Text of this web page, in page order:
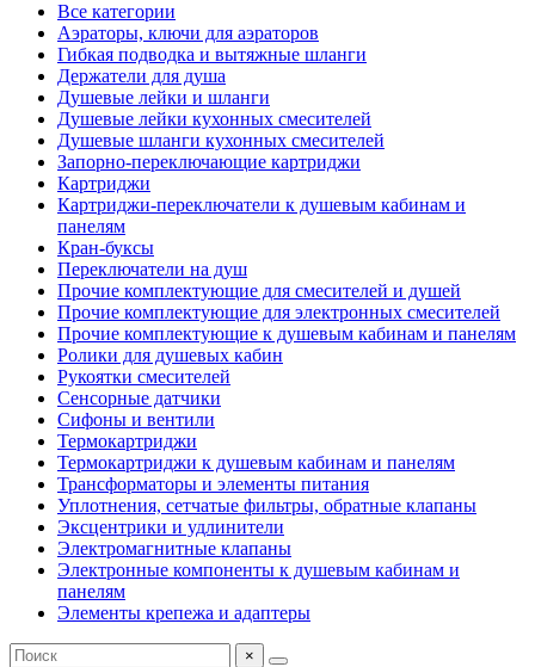
Все категории
Аэраторы, ключи для аэраторов
Гибкая подводка и вытяжные шланги
Держатели для душа
Душевые лейки и шланги
Душевые лейки кухонных смесителей
Душевые шланги кухонных смесителей
Запорно-переключающие картриджи
Картриджи
Картриджи-переключатели к душевым кабинам и
панелям
Кран-буксы
Переключатели на душ
Прочие комплектующие для смесителей и душей
Прочие комплектующие для электронных смесителей
Прочие комплектующие к душевым кабинам и панелям
Ролики для душевых кабин
Рукоятки смесителей
Сенсорные датчики
Сифоны и вентили
Термокартриджи
Термокартриджи к душевым кабинам и панелям
Трансформаторы и элементы питания
Уплотнения, сетчатые фильтры, обратные клапаны
Эксцентрики и удлинители
Электромагнитные клапаны
Электронные компоненты к душевым кабинам и
панелям
Элементы крепежа и адаптеры
×